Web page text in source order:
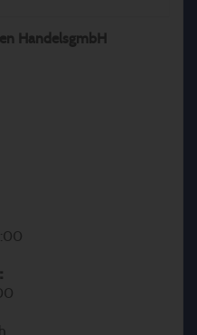
HandelsgmbH